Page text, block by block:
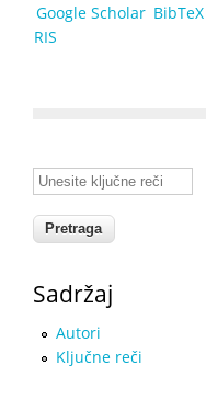
Google Scholar BibTeX
RIS
Unesite ključne reči
Sadržaj
Autori
Ključne reči